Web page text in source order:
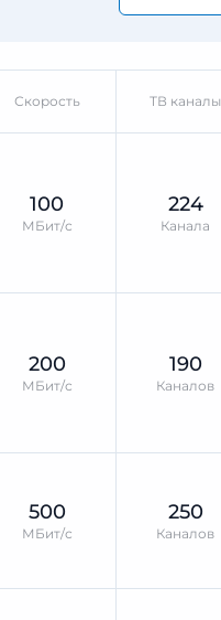
Скорость ТВ каналы
100
МБит/с
224
Канала
200
МБит/с
190
Каналов
500
МБит/с
250
Каналов